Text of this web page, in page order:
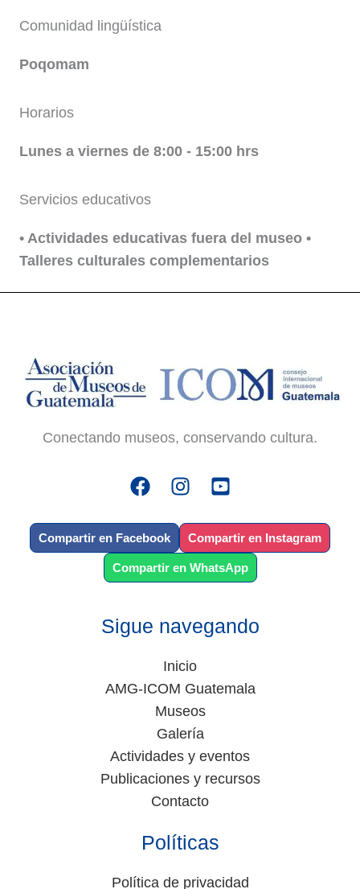
Comunidad lingüística
Poqomam
Horarios
Lunes a viernes de 8:00 - 15:00 hrs
Servicios educativos
• Actividades educativas fuera del museo •
Talleres culturales complementarios
Conectando museos, conservando cultura.
Compartir en Facebook Compartir en Instagram
Compartir en WhatsApp
Sigue navegando
Inicio
AMG-ICOM Guatemala
Museos
Galería
Actividades y eventos
Publicaciones y recursos
Contacto
Políticas
Política de privacidad